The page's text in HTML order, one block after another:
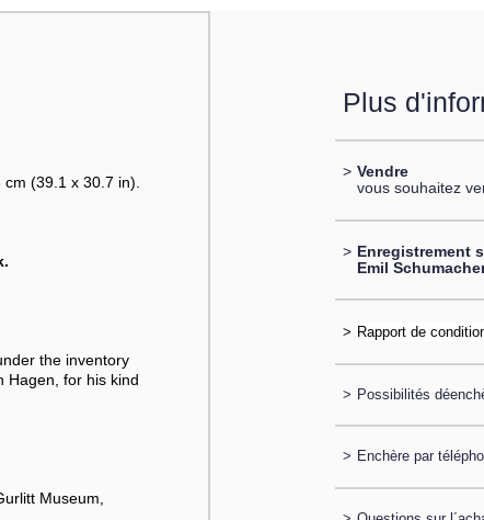
cm (39.1 x 30.7 in).
the inventory
Hagen, for his kind
Museum,
Plus
> Vendre
vous souhaitez
> Enregistrement
Emil
>
> Possibilités
> Enchère par